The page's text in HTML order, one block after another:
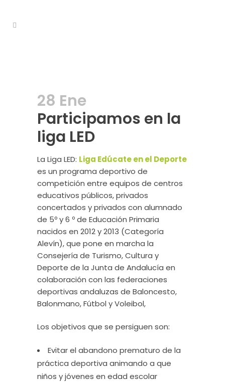
28 Ene
Participamos en la
liga LED
La Liga LED: Liga Edúcate en el Deporte
es un programa deportivo de
competición entre equipos de centros
educativos públicos, privados
concertados y privados con alumnado
de 5º y 6 º de Educación Primaria
nacidos en 2012 y 2013 (Categoría
Alevín), que pone en marcha la
Consejería de Turismo, Cultura y
Deporte de la Junta de Andalucía en
colaboración con las federaciones
deportivas andaluzas de Baloncesto,
Balonmano, Fútbol y Voleibol,
Los objetivos que se persiguen son:
Evitar el abandono prematuro de la
práctica deportiva animando a que
niños y jóvenes en edad escolar